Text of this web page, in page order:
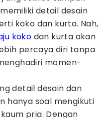
detail desain
koko dan kurta. Nah,
koko dan kurta akan
percaya diri tanpa
momen-
detail desain dan
hanya soal mengikuti
pria. Dengan